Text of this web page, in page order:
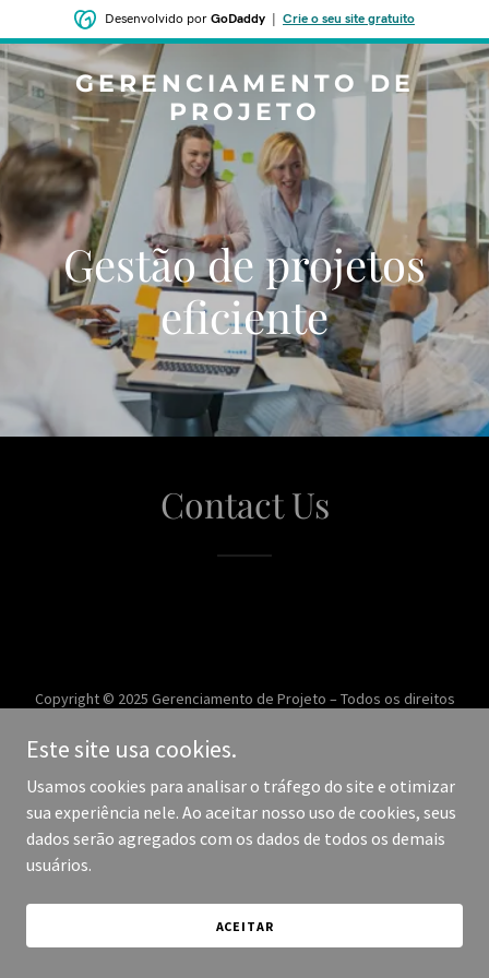
Desenvolvido por GoDaddy Crie o seu site gratuito
GERENCIAMENTO DE
PROJETO
Gestão de projetos
eficiente
Contact Us
Copyright © 2025 Gerenciamento de Projeto – Todos os direitos
Este site usa cookies.
Usamos cookies para analisar o tráfego do site e otimizar
sua experiência nele. Ao aceitar nosso uso de cookies, seus
dados serão agregados com os dados de todos os demais
usuários.
ACEITAR